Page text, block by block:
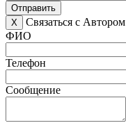
Отправить
X
Связаться с Автором
ФИО
Телефон
Сообщение